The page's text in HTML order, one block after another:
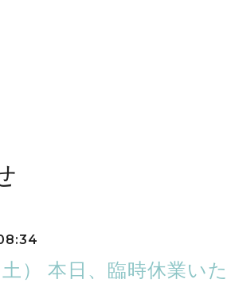
） 本日、臨時休業い